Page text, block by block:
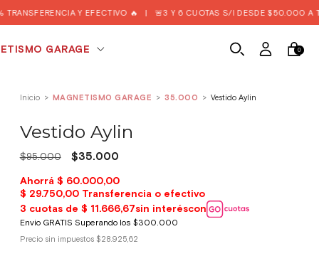
Y EFECTIVO 🔥 | 🚨3 Y 6 CUOTAS S/I DESDE $50.000 A
GARAGE 0
Inicio > MAGNETISMO GARAGE > 35.000 > Vestido Aylin
Vestido Aylin
$95.000 $35.000
Precio sin impuestos $28.925,62